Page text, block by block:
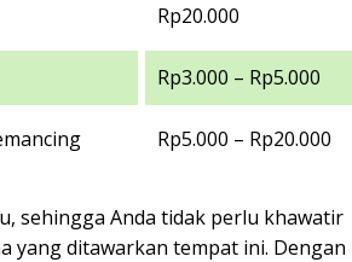
Rp20.000
Rp3.000 – Rp5.000
Rp5.000 – Rp20.000
sehingga Anda tidak perlu khawatir
yang ditawarkan tempat ini. Dengan